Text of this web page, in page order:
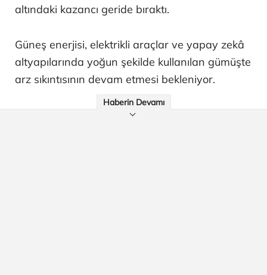
altındaki kazancı geride bıraktı.
Güneş enerjisi, elektrikli araçlar ve yapay zekâ
altyapılarında yoğun şekilde kullanılan gümüşte
arz sıkıntısının devam etmesi bekleniyor.
Haberin Devamı